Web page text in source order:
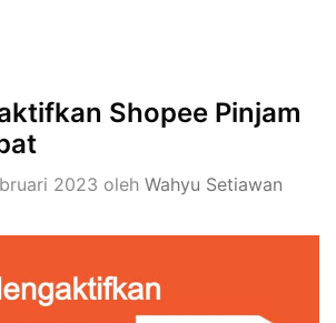
Shopee Pinjam
2023 oleh Wahyu Setiawan